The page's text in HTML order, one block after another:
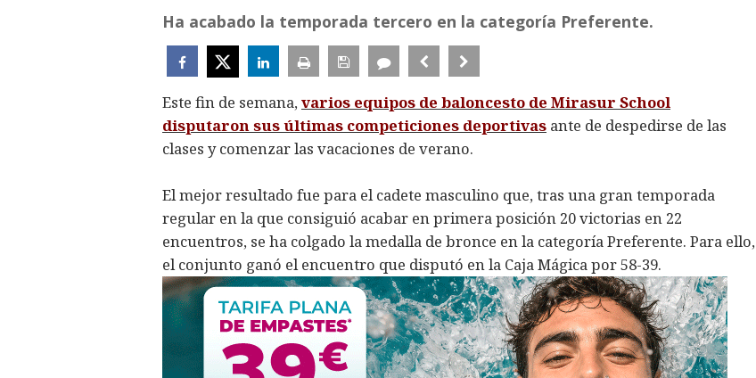
Ha acabado la temporada tercero en la categoría Preferente.
Este fin de semana,varios equipos de baloncesto de Mirasur School
disputaron sus últimas competiciones deportivas ante de despedirse de las
clases y comenzar las vacaciones de verano.
El mejor resultado fue para el cadete masculino que, tras una gran temporada
regular en la que consiguió acabar en primera posición 20 victorias en 22
encuentros, se ha colgado la medalla de bronce en la categoría Preferente. Para ello,
el conjunto ganó el encuentro que disputó en la Caja Mágica por 58-39.